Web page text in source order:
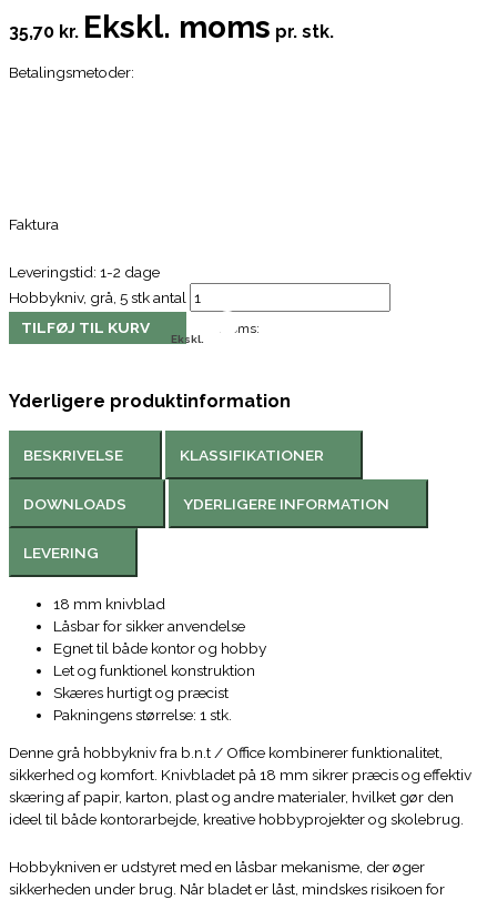
35,70 kr. Ekskl. moms pr. stk.
Betalingsmetoder:
Faktura
Leveringstid: 1-2 dage
Hobbykniv, grå, 5 stk antal
TILFØJ TIL KURV
Moms:
Ekskl.
Yderligere produktinformation
BESKRIVELSE KLASSIFIKATIONER
DOWNLOADS YDERLIGERE INFORMATION
LEVERING
18 mm knivblad
Låsbar for sikker anvendelse
Egnet til både kontor og hobby
Let og funktionel konstruktion
Skæres hurtigt og præcist
Pakningens størrelse: 1 stk.
Denne grå hobbykniv fra b.n.t / Office kombinerer funktionalitet,
sikkerhed og komfort. Knivbladet på 18 mm sikrer præcis og effektiv
skæring af papir, karton, plast og andre materialer, hvilket gør den
ideel til både kontorarbejde, kreative hobbyprojekter og skolebrug.
Hobbykniven er udstyret med en låsbar mekanisme, der øger
sikkerheden under brug. Når bladet er låst, mindskes risikoen for